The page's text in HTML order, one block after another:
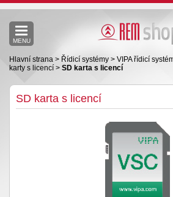
MENU
Hlavní strana > Řídicí systémy > VIPA řídicí
karty s licencí > SD karta s licencí
SD karta s licencí